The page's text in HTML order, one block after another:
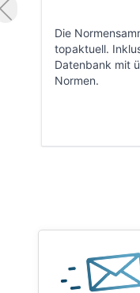
Die
topaktuell.
Datenbank mit
Normen.